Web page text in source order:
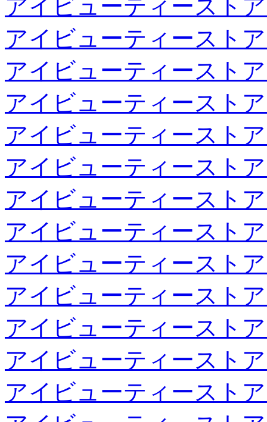
アイビューティースト
アイビューティースト
アイビューティースト
アイビューティースト
アイビューティースト
アイビューティースト
アイビューティースト
アイビューティースト
アイビューティースト
アイビューティースト
アイビューティースト
アイビューティースト
アイビューティースト